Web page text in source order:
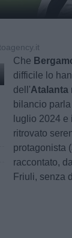
Che
difficile lo
dell'Atalanta
bilancio
luglio 2024
ritrovato
protagonista
raccontato,
Friuli, senza